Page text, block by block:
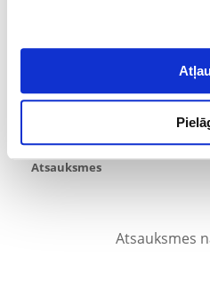
Kādi ir produktu vērtēšanas
Tikai reģistrēti FERA24.LV klienti,
var dot tai vērtējumu. Ar
publicēsim gan pozitīvus, gan
Atsauksmes
Atsauksmes